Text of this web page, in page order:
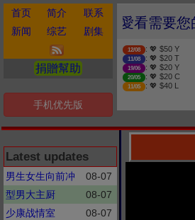
首页 简介
联系
新闻
综艺 剧集
捐贈幫助
手机优先版
❤️ 愛
12/08 : 💖 $50 Y
11/08 : 💖 $20 T
19/06 : 💖 $20 Y
20/05 : 💖 $20 C
11/05 : 💖 $40 L
Latest updates
男生女生向前冲
08-07
型男大主厨
08-07
少康战情室
08-07